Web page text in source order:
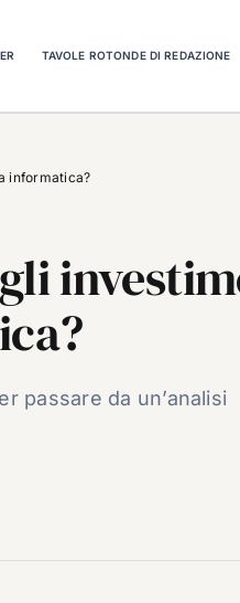
TAVOLE ROTONDE DI REDAZIONE
informatica?
passare da un’analisi